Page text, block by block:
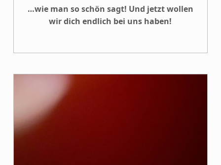
…wie man so schön sagt! Und jetzt wollen
wir dich endlich bei uns haben!